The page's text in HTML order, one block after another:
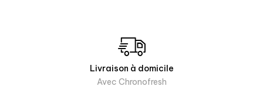
Livraison à domicile
Avec Chronofresh